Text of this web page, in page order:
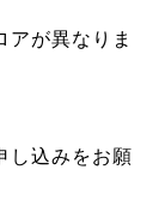
が異なりま
し込みをお願